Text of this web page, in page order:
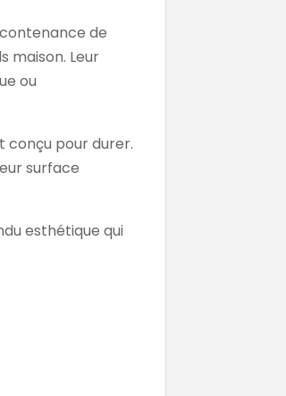
de
maison. Leur
ou
conçu pour durer.
surface
esthétique qui